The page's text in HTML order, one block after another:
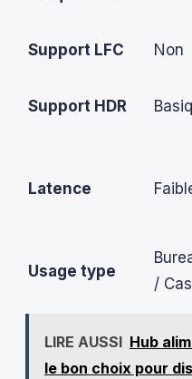
Support LFC
Non
Support HDR
Latence
Usage type
/
LIRE AUSSI Hub
le bon choix pour